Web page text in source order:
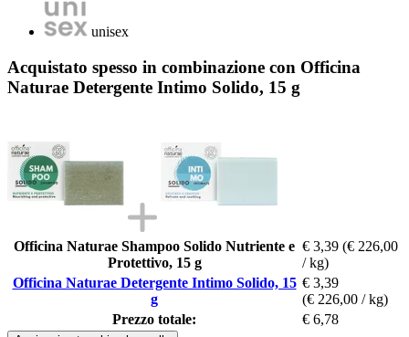
unisex
Acquistato spesso in combinazione con Officina
Naturae Detergente Intimo Solido, 15 g
Officina Naturae Shampoo Solido Nutriente e
Protettivo, 15 g
€ 3,39 (€ 226,00
/ kg)
Officina Naturae Detergente Intimo Solido, 15
g
€ 3,39
(€ 226,00 / kg)
Prezzo totale:
€ 6,78